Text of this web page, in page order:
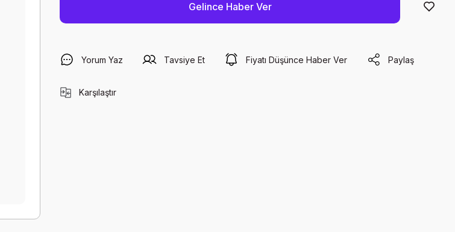
Gelince Haber Ver
Yorum Yaz Tavsiye Et Fiyatı Düşünce Haber Ver Paylaş
Karşılaştır